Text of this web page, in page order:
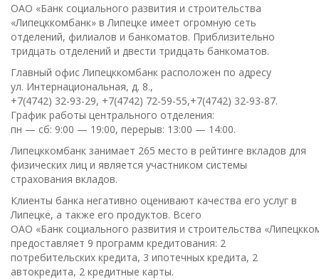
ОАО «Банк социального развития и строительства
«Липецккомбанк» в Липецке имеет огромную сеть
отделений, филиалов и банкоматов. Приблизительно
тридцать отделений и двести тридцать банкоматов.
Главный офис Липецккомбанк расположен по адресу
ул. Интернациональная, д. 8.,
+7(4742) 32-93-29, +7(4742) 72-59-55,+7(4742) 32-93-87.
График работы центрального отделения:
пн — сб: 9:00 — 19:00, перерыв: 13:00 — 14:00.
Липецккомбанк занимает 265 место в рейтинге вкладов для
физических лиц и является участником системы
страхования вкладов.
Клиенты банка негативно оценивают качества его услуг в
Липецке, а также его продуктов. Всего
ОАО «Банк социального развития и строительства
предоставляет 9 программ кредитования: 2
потребительских кредита, 3 ипотечных кредита, 2
автокредита, 2 кредитные карты.